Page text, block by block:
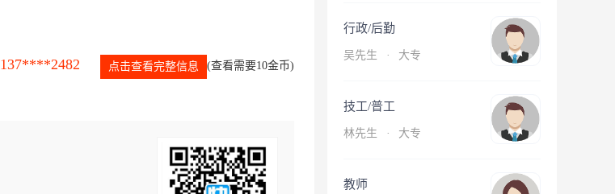
137****2482 点击查看完整信息 (查看需要10金币)
行政/后勤
吴先生 · 大专
技工/普工
林先生 · 大专
教师